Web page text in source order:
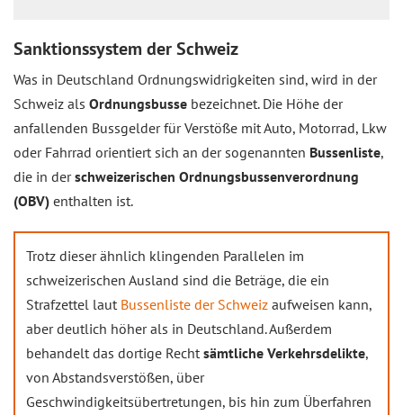
Sanktionssystem der Schweiz
Was in Deutschland Ordnungswidrigkeiten sind, wird in der
Schweiz als Ordnungsbusse bezeichnet. Die Höhe der
anfallenden Bussgelder für Verstöße mit Auto, Motorrad, Lkw
oder Fahrrad orientiert sich an der sogenannten Bussenliste,
die in derschweizerischen Ordnungsbussenverordnung
(OBV) enthalten ist.
Trotz dieser ähnlich klingenden Parallelen im
schweizerischen Ausland sind die Beträge, die ein
Strafzettel laut Bussenliste der Schweiz aufweisen kann,
aber deutlich höher als in Deutschland. Außerdem
behandelt das dortige Recht sämtliche Verkehrsdelikte,
von Abstandsverstößen, über
Geschwindigkeitsübertretungen, bis hin zum Überfahren